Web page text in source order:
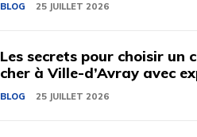
BLOG 25 JUILLET 2026
Les secrets pour choisir un
cher à Ville-d’Avray avec
BLOG 25 JUILLET 2026